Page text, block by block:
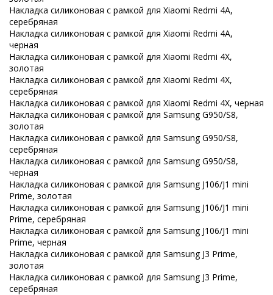
Накладка силиконовая с рамкой для Xiaomi Redmi 4A,
серебряная
Накладка силиконовая с рамкой для Xiaomi Redmi 4A,
черная
Накладка силиконовая с рамкой для Xiaomi Redmi 4X,
золотая
Накладка силиконовая с рамкой для Xiaomi Redmi 4X,
серебряная
Накладка силиконовая с рамкой для Xiaomi Redmi 4X, черная
Накладка силиконовая с рамкой для Samsung G950/S8,
золотая
Накладка силиконовая с рамкой для Samsung G950/S8,
серебряная
Накладка силиконовая с рамкой для Samsung G950/S8,
черная
Накладка силиконовая с рамкой для Samsung J106/J1 mini
Prime, золотая
Накладка силиконовая с рамкой для Samsung J106/J1 mini
Prime, серебряная
Накладка силиконовая с рамкой для Samsung J106/J1 mini
Prime, черная
Накладка силиконовая с рамкой для Samsung J3 Prime,
золотая
Накладка силиконовая с рамкой для Samsung J3 Prime,
серебряная